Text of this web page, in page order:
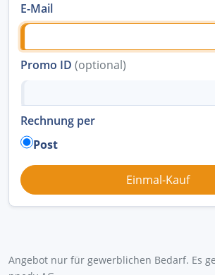
E-Mail
Promo ID (optional)
Rechnung per
Post
Angebot nur für gewerblichen Bedarf. Es